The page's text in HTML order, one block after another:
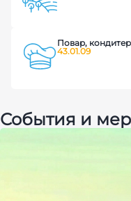
Повар, кондитер
43.01.09
События и